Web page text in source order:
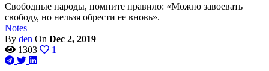
Свободные народы, помните правило: «Можно завоевать
свободу, но нельзя обрести ее вновь».
Notes
By den On Dec 2, 2019
1303
1